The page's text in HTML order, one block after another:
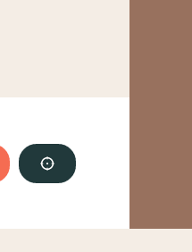
SE GÉOLOCALISER